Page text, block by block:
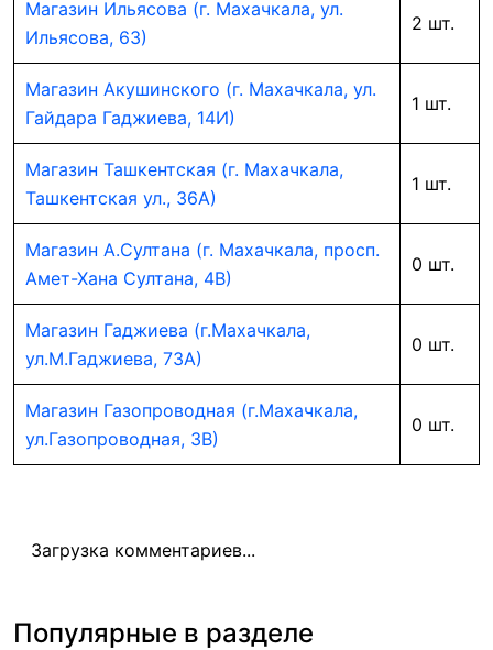
Магазин Ильясова (г. Махачкала, ул.
Ильясова, 63)
2 шт.
Магазин Акушинского (г. Махачкала, ул.
Гайдара Гаджиева, 14И)
1 шт.
Магазин Ташкентская (г. Махачкала,
Ташкентская ул., 36А)
1 шт.
Магазин А.Султана (г. Махачкала, просп.
Амет-Хана Султана, 4В)
0 шт.
Магазин Гаджиева (г.Махачкала,
ул.М.Гаджиева, 73А)
0 шт.
Магазин Газопроводная (г.Махачкала,
ул.Газопроводная, 3В)
0 шт.
Загрузка комментариев...
Популярные в разделе